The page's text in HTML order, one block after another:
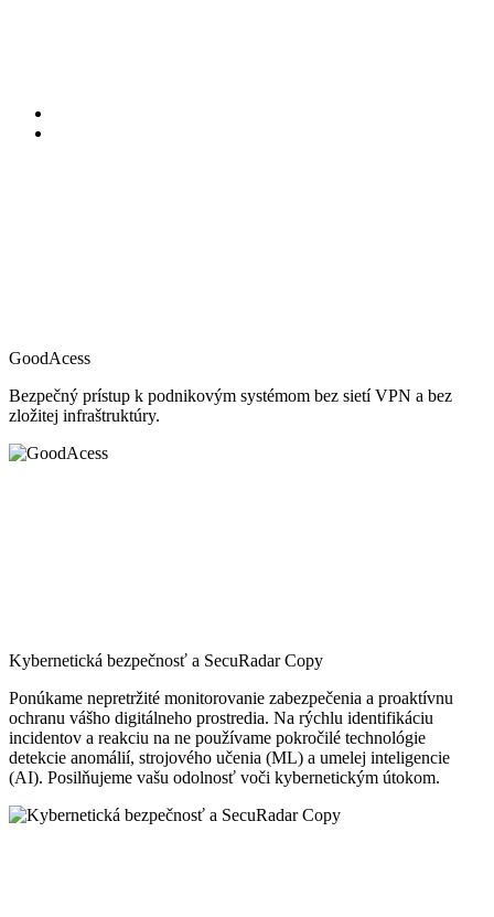
GoodAcess
Bezpečný prístup k podnikovým systémom bez sietí VPN a bez
zložitej infraštruktúry.
Kybernetická bezpečnosť a SecuRadar Copy
Ponúkame nepretržité monitorovanie zabezpečenia a proaktívnu
ochranu vášho digitálneho prostredia. Na rýchlu identifikáciu
incidentov a reakciu na ne používame pokročilé technológie
detekcie anomálií, strojového učenia (ML) a umelej inteligencie
(AI). Posilňujeme vašu odolnosť voči kybernetickým útokom.